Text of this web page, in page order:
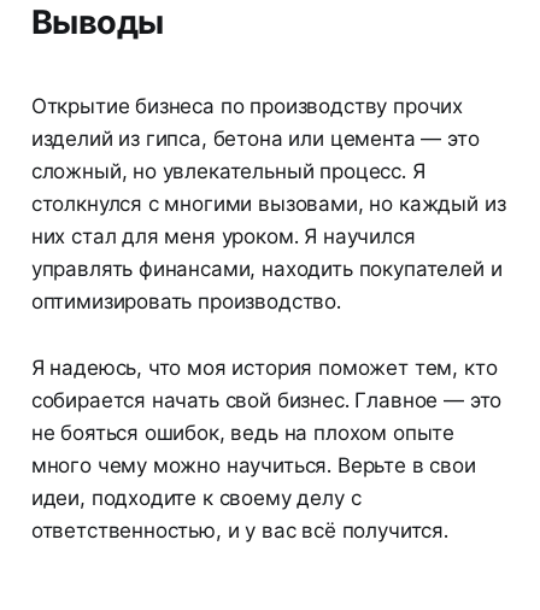
Выводы
Открытие бизнеса по производству прочих
изделий из гипса, бетона или цемента — это
сложный, но увлекательный процесс. Я
столкнулся с многими вызовами, но каждый из
них стал для меня уроком. Я научился
управлять финансами, находить покупателей и
оптимизировать производство.
Я надеюсь, что моя история поможет тем, кто
собирается начать свой бизнес. Главное — это
не бояться ошибок, ведь на плохом опыте
много чему можно научиться. Верьте в свои
идеи, подходите к своему делу с
ответственностью, и у вас всё получится.